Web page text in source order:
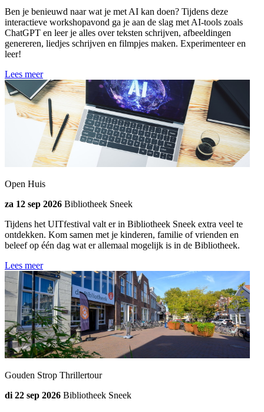
Ben je benieuwd naar wat je met AI kan doen? Tijdens deze
interactieve workshopavond ga je aan de slag met AI-tools zoals
ChatGPT en leer je alles over teksten schrijven, afbeeldingen
genereren, liedjes schrijven en filmpjes maken. Experimenteer en
leer!
Lees meer
Open Huis
za 12 sep 2026 Bibliotheek Sneek
Tijdens het UITfestival valt er in Bibliotheek Sneek extra veel te
ontdekken. Kom samen met je kinderen, familie of vrienden en
beleef op één dag wat er allemaal mogelijk is in de Bibliotheek.
Lees meer
Gouden Strop Thrillertour
di 22 sep 2026 Bibliotheek Sneek